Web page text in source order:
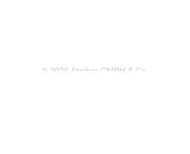
© 2026 Stoiber GMBH & Co.